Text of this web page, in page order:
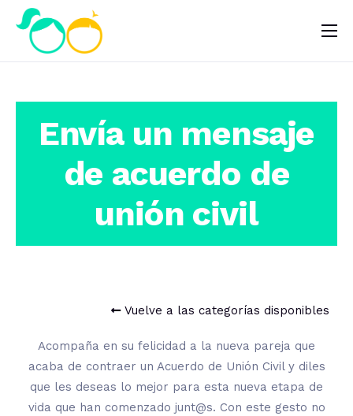
Nosotros
Noticias
envía un mensaje
de acuerdo de
unión civil
Vuelve a las categorías disponibles
Acompaña en su felicidad a la nueva pareja que
acaba de contraer un Acuerdo de Unión Civil y diles
que les deseas lo mejor para esta nueva etapa de
vida que han comenzado junt@s. Con este gesto no